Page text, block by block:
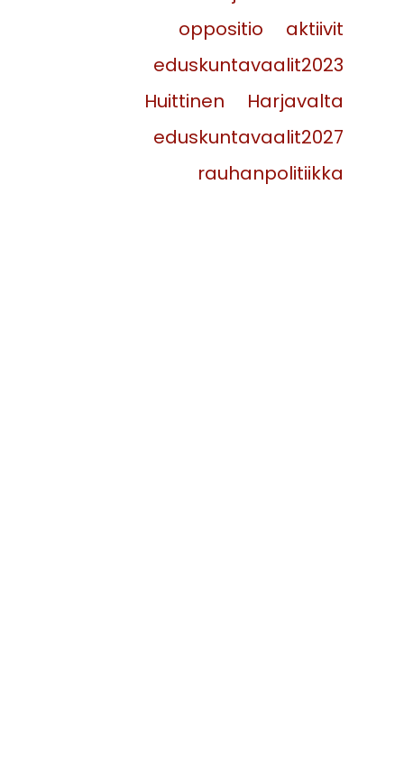
oppositio
aktiivit
eduskuntavaalit2023
Huittinen
Harjavalta
eduskuntavaalit2027
rauhanpolitiikka